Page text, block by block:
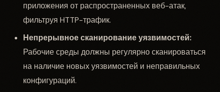
приложения от распространенных веб-атак,
фильтруя HTTP-трафик.
Непрерывное сканирование уязвимостей:
Рабочие среды должны регулярно сканироваться
на наличие новых уязвимостей и неправильных
конфигураций.